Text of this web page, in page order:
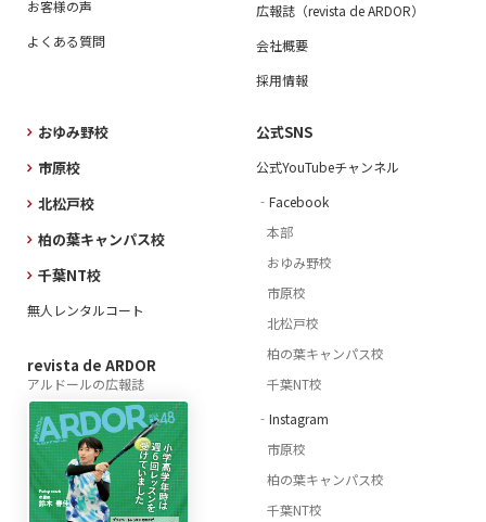
お客様の声
よくある質問
広報誌（revista de ARDOR）
会社概要
採用情報
おゆみ野校
市原校
北松戸校
柏の葉キャンパス校
千葉NT校
無人レンタルコート
revista de ARDOR
アルドールの広報誌
公式SNS
公式YouTubeチャンネル
‐Facebook
本部
おゆみ野校
市原校
北松戸校
柏の葉キャンパス校
千葉NT校
‐Instagram
市原校
柏の葉キャンパス校
千葉NT校